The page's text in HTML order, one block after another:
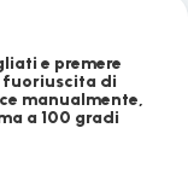
e premere
fuoriuscita di
manualmente,
a 100 gradi